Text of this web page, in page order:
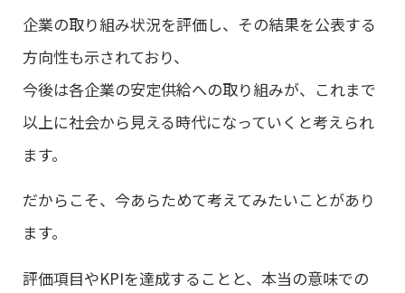
企業の取り組み状況を評価し、その結果を公表する
方向性も示されており、
今後は各企業の安定供給への取り組みが、これまで
以上に社会から見える時代になっていくと考えられ
ます。
だからこそ、今あらためて考えてみたいことがあり
ます。
評価項目やKPIを達成することと、本当の意味での